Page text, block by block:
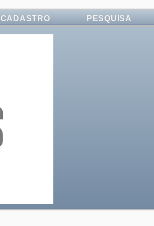
CADASTRO PESQUISA